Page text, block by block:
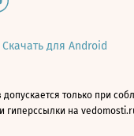
Скачать для Android
только при
гиперссылки на